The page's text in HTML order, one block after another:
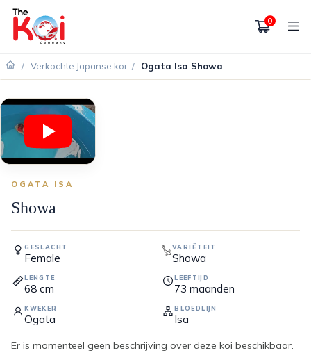
0
/ Verkochte Japanse koi / Ogata Isa Showa
VERKOCHT
OGATA ISA
Showa
GESLACHT
Female
VARIËTEIT
Showa
LENGTE
68 cm
LEEFTIJD
73 maanden
KWEKER
Ogata
BLOEDLIJN
Isa
Er is momenteel geen beschrijving over deze koi beschikbaar.